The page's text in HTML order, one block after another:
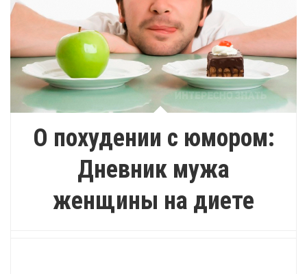
О похудении с юмором:
Дневник мужа
женщины на диете